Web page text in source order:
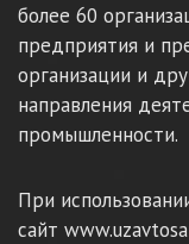
более 60
предприятия и
организации и
направления
промышленности.
При
сайт